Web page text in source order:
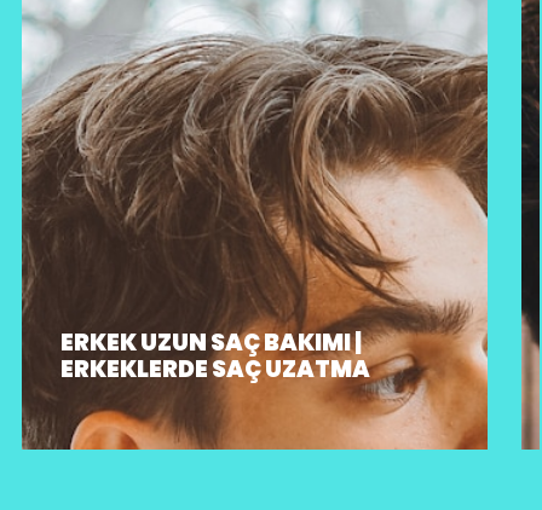
ERKEK UZUN SAÇ BAKIMI |
ERKEKLERDE SAÇ UZATMA